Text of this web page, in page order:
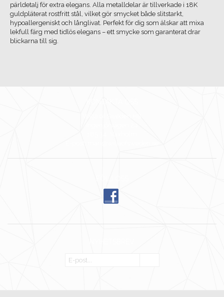
pärldetalj för extra elegans. Alla metalldelar är tillverkade i 18K
guldpläterat rostfritt stål, vilket gör smycket både slitstarkt,
hypoallergeniskt och långlivat. Perfekt för dig som älskar att mixa
lekfull färg med tidlös elegans – ett smycke som garanterat drar
blickarna till sig.